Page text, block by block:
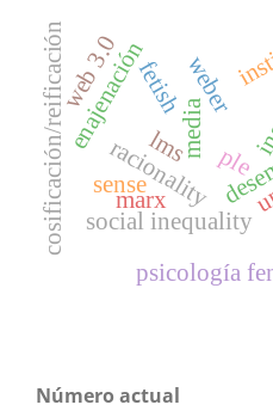
social inequality
racionality
weber
fetish
enajenación
cosificación/reificación marx
media
ple
lms
web 3.0
psicología
sense
Número actual